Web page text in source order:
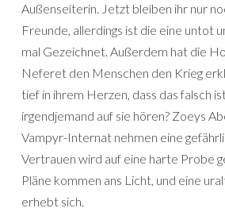
Außenseiterin. Jetzt bleiben ihr nur
Freunde, allerdings ist die eine untot
mal Gezeichnet. Außerdem hat die
Neferet den Menschen den Krieg
tief in ihrem Herzen, dass das falsch
irgendjemand auf sie hören? Zoeys
Vampyr-Internat nehmen eine
Vertrauen wird auf eine harte Probe
Pläne kommen ans Licht, und eine
erhebt sich.